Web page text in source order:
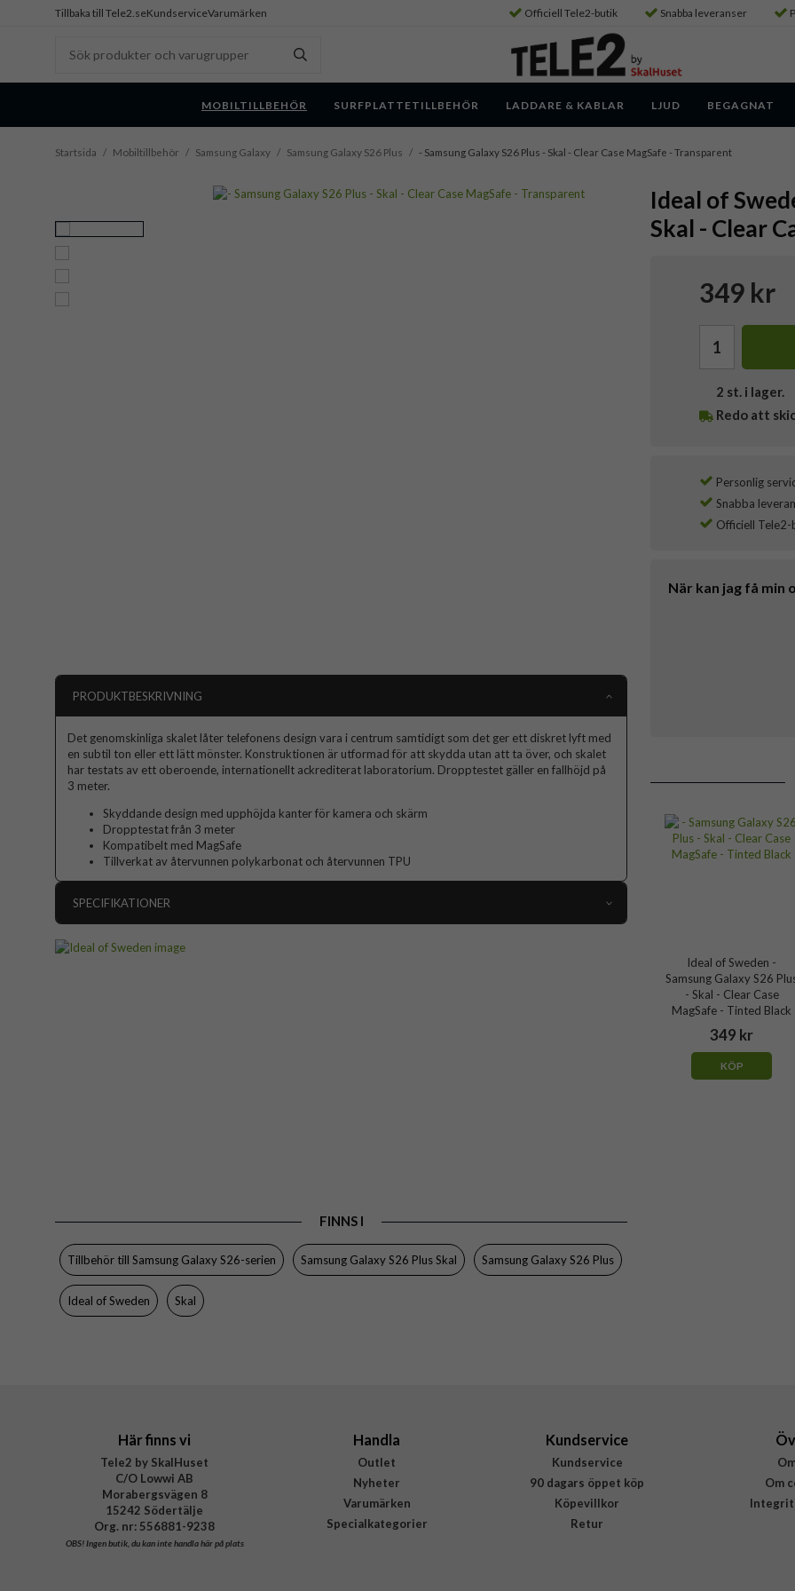
Tillbaka till Tele2.seKundserviceVarumärken Officiell Tele2-butik Snabba leveranser
MOBILTILLBEHÖR SURFPLATTETILLBEHÖR LADDARE & KABLAR LJUD BEGAGNAT
Startsida / Mobiltillbehör / Samsung Galaxy / Samsung Galaxy S26 Plus / - Samsung Galaxy S26 Plus - Skal - Clear Case MagSafe - Transparent
Ideal of
Skal - Clear
349 kr
2 st. i lager.
Redo att
Personlig
Snabba
Officiell
När kan jag få min
Ideal of Sweden -
Samsung Galaxy S26
- Skal - Clear Case
MagSafe - Tinted Black
349 kr
KÖP
PRODUKTBESKRIVNING
Det genomskinliga skalet låter telefonens design vara i centrum samtidigt som det ger ett diskret lyft med
en subtil ton eller ett lätt mönster. Konstruktionen är utformad för att skydda utan att ta över, och skalet
har testats av ett oberoende, internationellt ackrediterat laboratorium. Dropptestet gäller en fallhöjd på
3 meter.
Skyddande design med upphöjda kanter för kamera och skärm
Dropptestat från 3 meter
Kompatibelt med MagSafe
Tillverkat av återvunnen polykarbonat och återvunnen TPU
SPECIFIKATIONER
FINNS I
Tillbehör till Samsung Galaxy S26-serien Samsung Galaxy S26 Plus Skal Samsung Galaxy S26 Plus
Ideal of Sweden Skal
Här finns vi
Tele2 by SkalHuset
C/O Lowwi AB
Morabergsvägen 8
15242 Södertälje
Org. nr: 556881-9238
OBS!Ingen butik, du kan inte handla här på plats
Handla
Outlet
Nyheter
Varumärken
Specialkategorier
Kundservice
Kundservice
90 dagars öppet köp
Köpevillkor
Retur
Om